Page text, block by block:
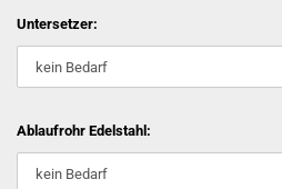
Untersetzer:
Ablaufrohr Edelstahl: